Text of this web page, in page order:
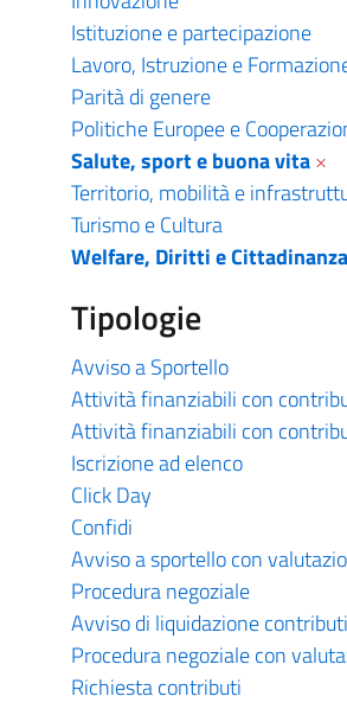
Istituzione e partecipazione
Lavoro, Istruzione e
Parità di genere
Politiche Europee e
Salute, sport e buona vita×
Territorio, mobilità e
Turismo e Cultura
Welfare, Diritti e Cittadinanza
Tipologie
Avviso a Sportello
Attività finanziabili con
Attività finanziabili con
Iscrizione ad elenco
Click Day
Confidi
Avviso a sportello con
Procedura negoziale
Avviso di liquidazione
Procedura negoziale con
Richiesta contributi